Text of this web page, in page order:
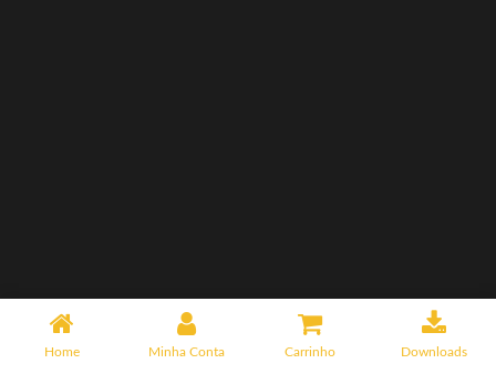
Home Minha Conta Carrinho Downloads